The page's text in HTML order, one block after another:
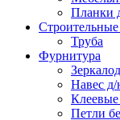
Планки
Труба
Фурнитура
Навес
Клеевые
Петли